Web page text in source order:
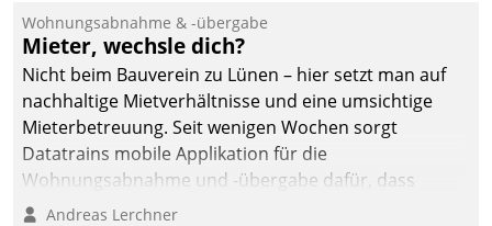
Ressort Kapitalanlage für
künftige Aufgaben und
Herausforderungen
gerüstet.
Wohnungsabnahme & -übergabe
Mieter, wechsle dich?
Nicht beim Bauverein zu Lünen – hier setzt man auf
nachhaltige Mietverhältnisse und eine umsichtige
Mieterbetreuung. Seit wenigen Wochen sorgt
Datatrains mobile Applikation für die
Wohnungsabnahme und -übergabe dafür, dass
Mieter wohlgeordnet kommen und, so es sein muss,
Andreas Lerchner